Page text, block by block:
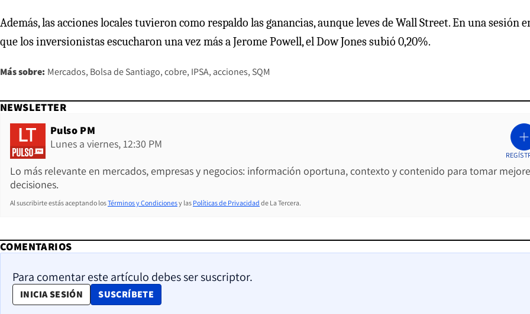
Además, las acciones locales tuvieron como respaldo las ganancias, aunque leves de Wall Street. En una sesión
que los inversionistas escucharon una vez más a Jerome Powell, el Dow Jones subió 0,20%.
Más sobre: Mercados Bolsa de Santiago cobre IPSA acciones SQM
NEWSLETTER
Pulso PM
Lunes a viernes, 12:30 PM
Lo más relevante en mercados, empresas y negocios: información oportuna, contexto y contenido para tomar
decisiones.
Al suscribirte estás aceptando losTérminos y Condicionesy las Políticas de Privacidad de La Tercera.
COMENTARIOS
Para comentar este artículo debes ser suscriptor.
INICIA SESIÓN SUSCRÍBETE
OPENS IN NEW WINDOW